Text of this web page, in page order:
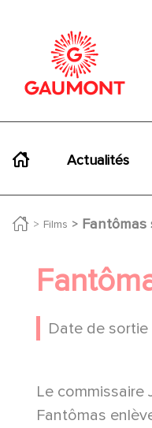
Actualités
Films Fantômas
Date de sortie
Le commissaire
Fantômas